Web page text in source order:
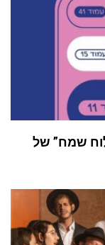
שמח” של